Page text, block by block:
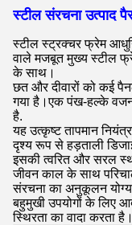
स्टील संरचना उत्पाद
स्टील स्ट्रक्चर फ्रेम
वाले मजबूत मुख्य स्टील
के साथ।
छत और दीवारों को कई
गया है।एक पंख-हल्के
है.
यह उत्कृष्ट तापमान
दृश्य रूप से हड़ताली
इसकी त्वरित और सरल
जीवन काल के साथ
संरचना का अनुकूलन
बहुमुखी उपयोगों के लिए
स्थिरता का वादा करता है।